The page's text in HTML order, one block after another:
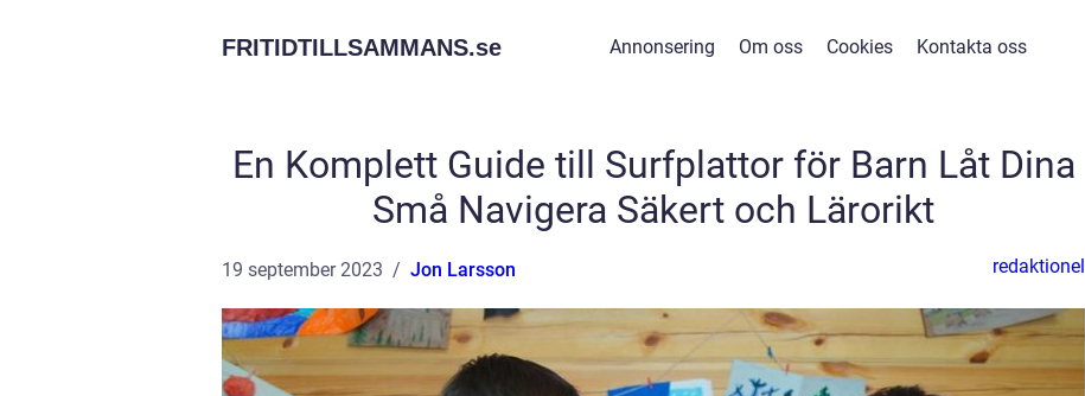
FRITIDTILLSAMMANS.se Annonsering Om oss Cookies Kontakta oss
En Komplett Guide till Surfplattor för Barn Låt Dina
Små Navigera Säkert och Lärorikt
19 september 2023 Jon Larsson redaktionel